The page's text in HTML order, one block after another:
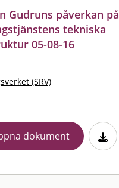
Gudruns påverkan på
tekniska
05-08-16
(SRV)
dokument